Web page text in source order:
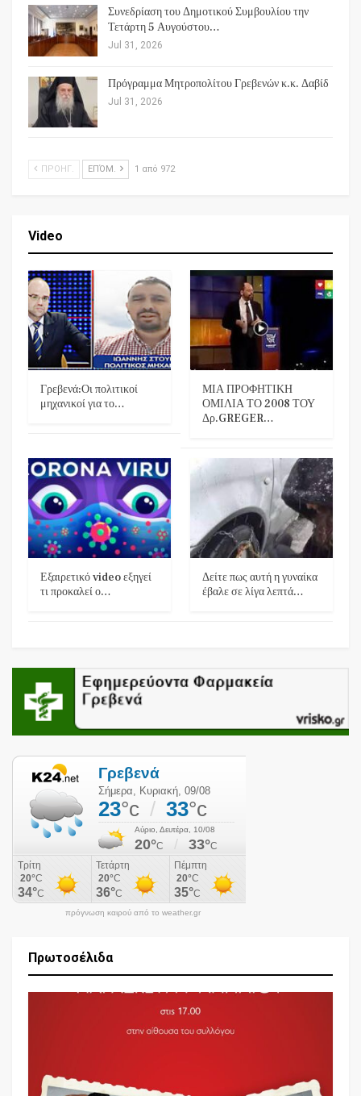
Συνεδρίαση του Δημοτικού Συμβουλίου την
Τετάρτη 5 Αυγούστου…
Jul 31, 2026
Πρόγραμμα Μητροπολίτου Γρεβενών κ.κ. Δαβίδ
Jul 31, 2026
ΠΡΟΗΓ. ΕΠΌΜ. 1 από 972
Video
Γρεβενά:Οι πολιτικοί
μηχανικοί για το…
ΜΙΑ ΠΡΟΦΗΤΙΚΗ
ΟΜΙΛΙΑ ΤΟ 2008 ΤΟΥ
Δρ.GREGER…
Εξαιρετικό video εξηγεί
τι προκαλεί ο…
Δείτε πως αυτή η γυναίκα
έβαλε σε λίγα λεπτά…
πρόγνωση καιρού από το weather.gr
Πρωτοσέλιδα